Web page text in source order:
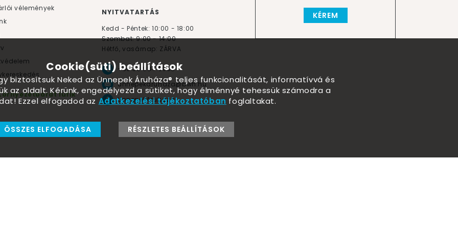
KÉREM
vélemények
lufik
NYITVATARTÁS
Kedd - Péntek: 10:00 - 18:00
Szombat: 9:00 - 14:00
Hétfő, vasárnap: ZÁRVA
+36 30 984 6955
unnepekaruhaza@bwh.hu
UnnepekAruhaza
Cookie(süti) beállítások
biztosítsuk Neked az Ünnepek Áruháza® teljes funkcionalitását, informatívvá és
az oldalt. Kérünk, engedélyezd a sütiket, hogy élménnyé tehessük számodra a
Ezzel elfogadod az Adatkezelési tájékoztatóban foglaltakat.
ÖSSZES ELFOGADÁSA RÉSZLETES BEÁLLÍTÁSOK